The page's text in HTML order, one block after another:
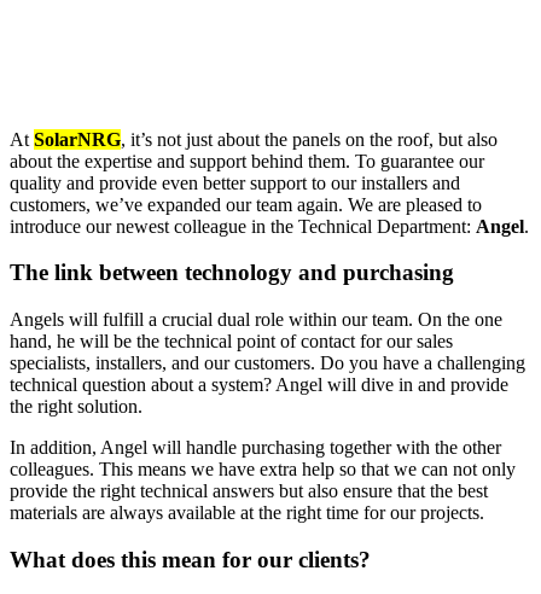
At SolarNRG, it’s not just about the panels on the roof, but also
about the expertise and support behind them. To guarantee our
quality and provide even better support to our installers and
customers, we’ve expanded our team again. We are pleased to
introduce our newest colleague in the Technical Department: Angel.
The link between technology and purchasing
Angels will fulfill a crucial dual role within our team. On the one
hand, he will be the technical point of contact for our sales
specialists, installers, and our customers. Do you have a challenging
technical question about a system? Angel will dive in and provide
the right solution.
In addition, Angel will handle purchasing together with the other
colleagues. This means we have extra help so that we can not only
provide the right technical answers but also ensure that the best
materials are always available at the right time for our projects.
What does this mean for our clients?